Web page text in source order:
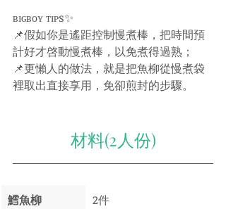
ʙɪɢʙᴏʏ ᴛɪᴘs✨
📌假如你是遙距控制慢煮棒，把時間預
計好才啓動慢煮棒，以免煮得過熟；
📌更懶人的做法，就是把魚柳從慢煮袋
裡取出直接享用，免卻煎封的步驟。
材料(2人份)
鱈魚柳 2件